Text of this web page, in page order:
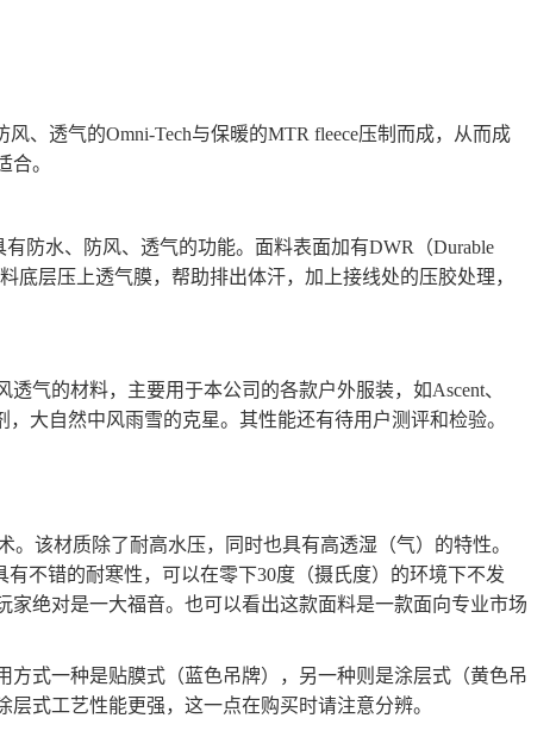
、透气的Omni-Tech与保暖的MTR fleece压制而成，从而成
合。
防水、防风、透气的功能。面料表面加有DWR（Durable
底层压上透气膜，帮助排出体汗，加上接线处的压胶处理，
透气的材料，主要用于本公司的各款户外服装，如Ascent、
，大自然中风雨雪的克星。其性能还有待用户测评和检验。
。该材质除了耐高水压，同时也具有高透湿（气）的特性。
不错的耐寒性，可以在零下30度（摄氏度）的环境下不发
绝对是一大福音。也可以看出这款面料是一款面向专业市场
式一种是贴膜式（蓝色吊牌），另一种则是涂层式（黄色吊
式工艺性能更强，这一点在购买时请注意分辨。